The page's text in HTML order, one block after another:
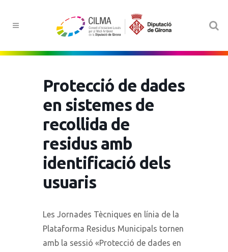
Protecció de dades
en sistemes de
recollida de
residus amb
identificació dels
usuaris
Les Jornades Tècniques en línia de la
Plataforma Residus Municipals tornen
amb la sessió «Protecció de dades en